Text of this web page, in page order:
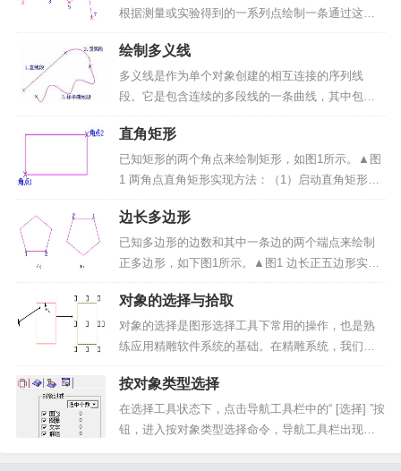
根据测量或实验得到的一系列点绘制一条通过这些
点并且光滑的曲线，称这类曲线为样条曲线。样条
曲线的数学基础为Bezier曲线和B-Spline曲线。本命
令将根据输入的样条曲线所通过的点来绘制开放或
闭合...
绘制多义线
多义线是作为单个对象创建的相互连接的序列线
段。它是包含连续的多段线的一条曲线，其中包含
的曲线段可以为直线段、圆弧段和样条曲线段等，
图1所示。前面绘制的直线、圆弧和样条曲线均为只
包含直线段、圆弧段和样条曲线段的的多义线。多
义线功能是在描图过程...
直角矩形
已知矩形的两个角点来绘制矩形，如图1所示。▲图
1 两角点直角矩形实现方法：（1）启动直角矩形命
令；（2）输入矩形的两个角点。操作步骤：1、启
动直角矩形命令：点击“曲线绘制”->“矩形”菜单项或
绘制工具条中的<绘制矩形（如下图2）...
边长多边形
已知多边形的边数和其中一条边的两个端点来绘制
正多边形，如下图1所示。▲图1 边长正五边形实现
方法：（1）启动边长多边形绘制命令；（2）输入
边数；（3）输入边的两个端点。操作步骤：1、启
动边长多形绘制命令：点击“曲线绘制”->“正多边形...
对象的选择与拾取
对象的选择是图形选择工具下常用的操作，也是熟
练应用精雕软件系统的基础。在精雕系统，我们把
对象的选择与对象的拾取加以区分：对象的选择：
是指工具命令状态下对图形对象的选择，包括点
选、框选和按指定类型选择等功能。精雕系统中大
部分的命令首先都要进行...
按对象类型选择
在选择工具状态下，点击导航工具栏中的“ [选择] ”按
钮，进入按对象类型选择命令，导航工具栏出现如